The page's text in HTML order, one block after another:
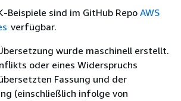
Beispiele sind im GitHub Repo AWS
verfügbar.
wurde maschinell erstellt.
oder eines Widerspruchs
Fassung und der
(einschließlich infolge von